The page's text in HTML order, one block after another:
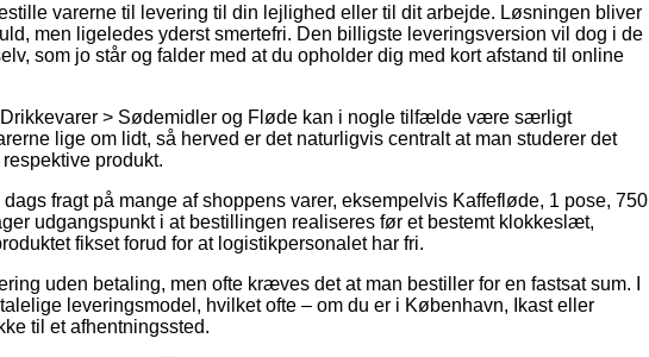
varerne til levering til din lejlighed eller til dit arbejde. Løsningen bliver
men ligeledes yderst smertefri. Den billigste leveringsversion vil dog i de
som jo står og falder med at du opholder dig med kort afstand til online
> Sødemidler og Fløde kan i nogle tilfælde være særligt
lige om lidt, så herved er det naturligvis centralt at man studerer det
produkt.
fragt på mange af shoppens varer, eksempelvis Kaffefløde, 1 pose, 750
udgangspunkt i at bestillingen realiseres før et bestemt klokkeslæt,
fikset forud for at logistikpersonalet har fri.
uden betaling, men ofte kræves det at man bestiller for en fastsat sum. I
leveringsmodel, hvilket ofte – om du er i København, Ikast eller
til et afhentningssted.